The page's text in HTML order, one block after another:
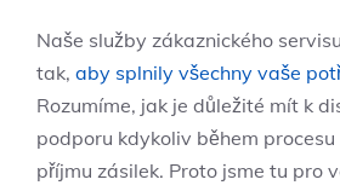
Naše služby zákaznického
tak, aby splnily všechny vaše
Rozumíme, jak je důležité mít k
podporu kdykoliv během
příjmu zásilek. Proto jsme tu pro